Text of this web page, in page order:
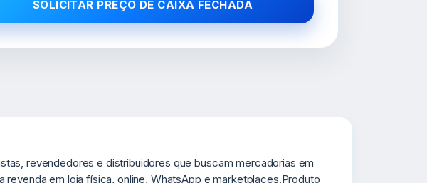
SOLICITAR PREÇO DE CAIXA FECHADA
revendedores e distribuidores que buscam mercadorias em
em loja física, online, WhatsApp e marketplaces.Produto